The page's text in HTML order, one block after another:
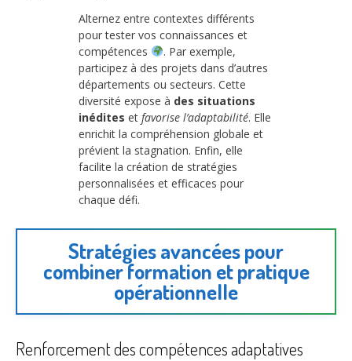
Alternez entre contextes différents
pour tester vos connaissances et
compétences
. Par exemple,
participez à des projets dans d’autres
départements ou secteurs. Cette
diversité expose à des situations
inédites et favorise l’adaptabilité. Elle
enrichit la compréhension globale et
prévient la stagnation. Enfin, elle
facilite la création de stratégies
personnalisées et efficaces pour
chaque défi.
Stratégies avancées pour
combiner formation et pratique
opérationnelle
Renforcement des compétences adaptatives